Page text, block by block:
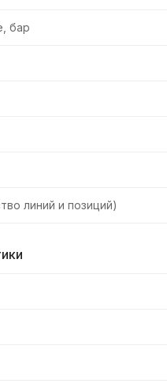
бар
линий и позиций)